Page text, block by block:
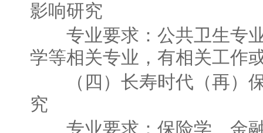
影响研究
专业要求：公共卫生专业
学等相关专业，有相关工作
（四）长寿时代（再）保
究
专业要求：保险学、金融